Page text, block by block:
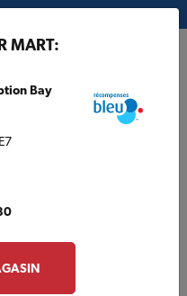
MART:
Bay